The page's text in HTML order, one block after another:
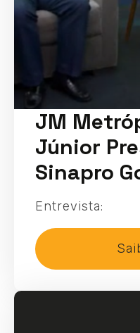
JM
Júnior
Sinapro
Entrevista: